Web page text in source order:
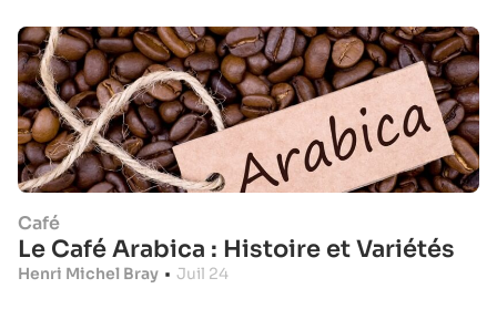
Café
Le Café Arabica : Histoire et Variétés
Henri Michel Bray • Juil 24